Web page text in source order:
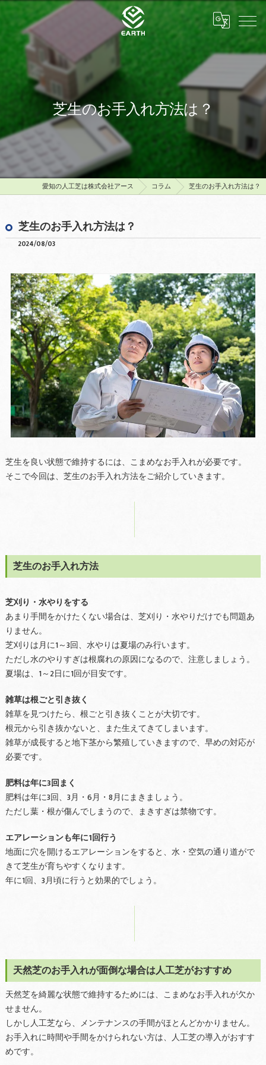
芝生のお手入れ方法は？
愛知の人工芝は株式会社アース コラム 芝生のお手入れ方法は？
芝生のお手入れ方法は？
2024/08/03
芝生を良い状態で維持するには、こまめなお手入れが必要です。
そこで今回は、芝生のお手入れ方法をご紹介していきます。
芝生のお手入れ方法
芝刈り・水やりをする
あまり手間をかけたくない場合は、芝刈り・水やりだけでも問題あ
りません。
芝刈りは月に1～3回、水やりは夏場のみ行います。
ただし水のやりすぎは根腐れの原因になるので、注意しましょう。
夏場は、1～2日に1回が目安です。
雑草は根ごと引き抜く
雑草を見つけたら、根ごと引き抜くことが大切です。
根元から引き抜かないと、また生えてきてしまいます。
雑草が成長すると地下茎から繁殖していきますので、早めの対応が
必要です。
肥料は年に3回まく
肥料は年に3回、3月・6月・8月にまきましょう。
ただし葉・根が傷んでしまうので、まきすぎは禁物です。
エアレーションも年に1回行う
地面に穴を開けるエアレーションをすると、水・空気の通り道がで
きて芝生が育ちやすくなります。
年に1回、3月頃に行うと効果的でしょう。
天然芝のお手入れが面倒な場合は人工芝がおすすめ
天然芝を綺麗な状態で維持するためには、こまめなお手入れが欠か
せません。
しかし人工芝なら、メンテナンスの手間がほとんどかかりません。
お手入れに時間や手間をかけられない方は、人工芝の導入がおすす
めです。